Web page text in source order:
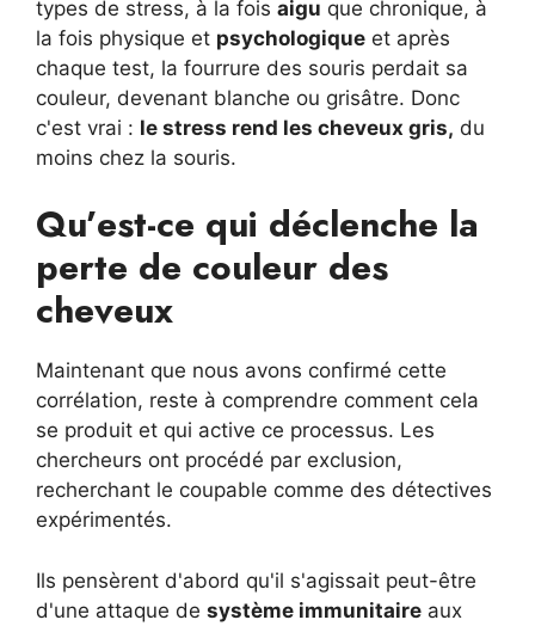
types de stress, à la fois aigu que chronique, à
la fois physique et psychologique et après
chaque test, la fourrure des souris perdait sa
couleur, devenant blanche ou grisâtre. Donc
c'est vrai : le stress rend les cheveux gris, du
moins chez la souris.
Qu’est-ce qui déclenche la
perte de couleur des
cheveux
Maintenant que nous avons confirmé cette
corrélation, reste à comprendre comment cela
se produit et qui active ce processus. Les
chercheurs ont procédé par exclusion,
recherchant le coupable comme des détectives
expérimentés.
Ils pensèrent d'abord qu'il s'agissait peut-être
d'une attaque de système immunitaire aux